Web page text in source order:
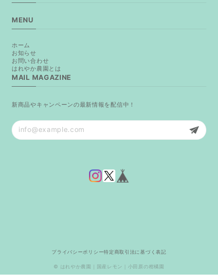
MENU
ホーム
お知らせ
お問い合わせ
はれやか農園とは
MAIL MAGAZINE
新商品やキャンペーンの最新情報を配信中！
プライバシーポリシー特定商取引法に基づく表記
© はれやか農園｜国産レモン｜小田原の柑橘園